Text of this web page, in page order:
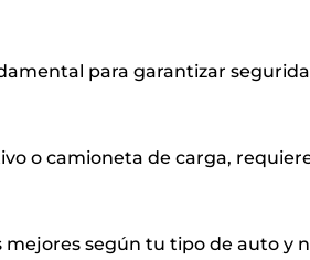
para garantizar
o camioneta de carga,
según tu tipo de auto y